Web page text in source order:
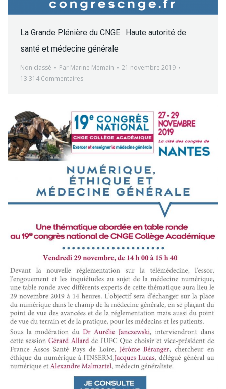
La Grande Plénière du CNGE : Haute autorité de
santé et médecine générale
Non classé Par Marine Mémain
21 novembre 2019
13 314 Commentaires